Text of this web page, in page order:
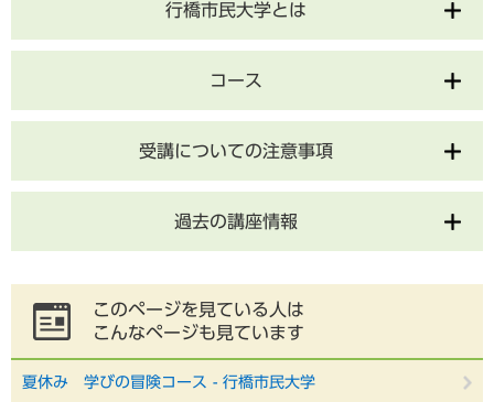
行橋市民大学とは
コース
受講についての注意事項
過去の講座情報
このページを見ている人は
こんなページも見ています
夏休み 学びの冒険コース - 行橋市民大学